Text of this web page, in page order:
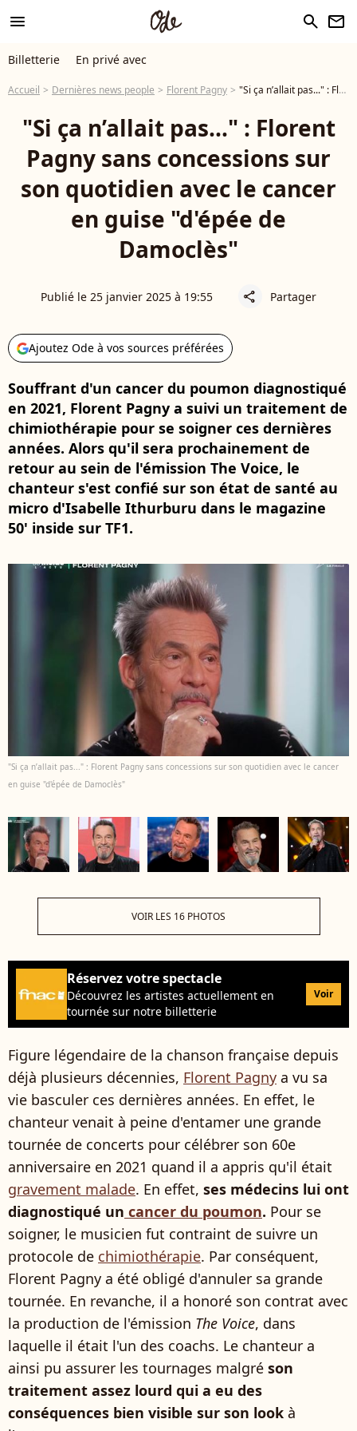
menu search newsletter
Billetterie En privé avec
Accueil Dernières news people Florent Pagny "Si ça n’allait pas..." : Florent Pagny sans concessions sur son quotidien avec le cancer en guise "d'épée de Damoclès"
"Si ça n’allait pas..." : Florent
Pagny sans concessions sur
son quotidien avec le cancer
en guise "d'épée de
Damoclès"
Publié le 25 janvier 2025 à 19:55 share Partager
Ajoutez Ode à vos sources préférées
Souffrant d'un cancer du poumon diagnostiqué
en 2021, Florent Pagny a suivi un traitement de
chimiothérapie pour se soigner ces dernières
années. Alors qu'il sera prochainement de
retour au sein de l'émission The Voice, le
chanteur s'est confié sur son état de santé au
micro d'Isabelle Ithurburu dans le magazine
50' inside sur TF1.
"Si ça n’allait pas..." : Florent Pagny sans concessions sur son quotidien avec le cancer
en guise "d'épée de Damoclès"
VOIR LES 16 PHOTOS
Réservez votre spectacle
Découvrez les artistes actuellement en
tournée sur notre billetterie
Voir
Figure légendaire de la chanson française depuis
déjà plusieurs décennies, Florent Pagny a vu sa
vie basculer ces dernières années. En effet, le
chanteur venait à peine d'entamer une grande
tournée de concerts pour célébrer son 60e
anniversaire en 2021 quand il a appris qu'il était
gravement malade. En effet, ses médecins lui ont
diagnostiqué un cancer du poumon. Pour se
soigner, le musicien fut contraint de suivre un
protocole de chimiothérapie. Par conséquent,
Florent Pagny a été obligé d'annuler sa grande
tournée. En revanche, il a honoré son contrat avec
la production de l'émission The Voice, dans
laquelle il était l'un des coachs. Le chanteur a
ainsi pu assurer les tournages malgré son
traitement assez lourd qui a eu des
conséquences bien visible sur son look à